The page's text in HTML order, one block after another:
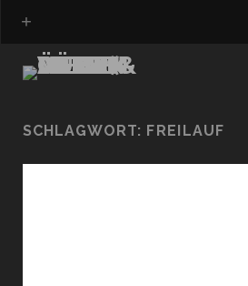
SCHLAGWORT: FREILAUF